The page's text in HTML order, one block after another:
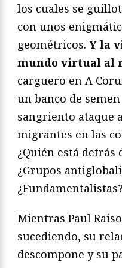
los cuales se
con unos
geométricos. Y la
mundo virtual al
carguero en A
un banco de
sangriento ataque
migrantes en las
¿Quién está detrás
¿Grupos
Mientras Paul
sucediendo, su
descompone y su